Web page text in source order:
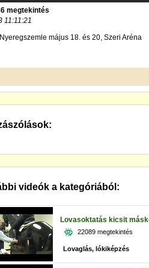
megtekintés
11:11:21
Nyeregszemle május 18. és 20, Szeri Aréna
videók a kategóriából:
Lovasoktatás kicsit
22089 megtekintés
Lovaglás, lókiképzés